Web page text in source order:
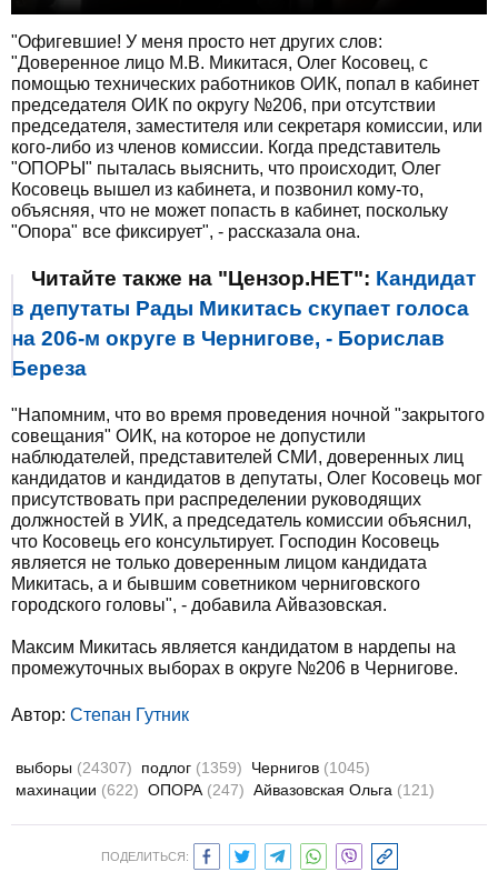
"Офигевшие! У меня просто нет других слов:
"Доверенное лицо М.В. Микитася, Олег Косовец, с
помощью технических работников ОИК, попал в кабинет
председателя ОИК по округу №206, при отсутствии
председателя, заместителя или секретаря комиссии, или
кого-либо из членов комиссии. Когда представитель
"ОПОРЫ" пыталась выяснить, что происходит, Олег
Косовець вышел из кабинета, и позвонил кому-то,
объясняя, что не может попасть в кабинет, поскольку
"Опора" все фиксирует", - рассказала она.
Читайте также на "Цензор.НЕТ": Кандидат
в депутаты Рады Микитась скупает голоса
на 206-м округе в Чернигове, - Борислав
Береза
"Напомним, что во время проведения ночной "закрытого
совещания" ОИК, на которое не допустили
наблюдателей, представителей СМИ, доверенных лиц
кандидатов и кандидатов в депутаты, Олег Косовець мог
присутствовать при распределении руководящих
должностей в УИК, а председатель комиссии объяснил,
что Косовець его консультирует. Господин Косовець
является не только доверенным лицом кандидата
Микитась, а и бывшим советником черниговского
городского головы", - добавила Айвазовская.
Максим Микитась является кандидатом в нардепы на
промежуточных выборах в округе №206 в Чернигове.
Автор: Степан Гутник
выборы (24307) подлог (1359) Чернигов (1045)
махинации (622) ОПОРА (247) Айвазовская Ольга (121)
ПОДЕЛИТЬСЯ: